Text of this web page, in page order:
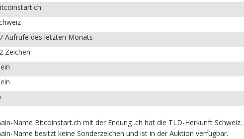
Aufrufe des letzten Monats
Zeichen
Name Bitcoinstart.ch mit der Endung .ch hat die TLD-Herkunft
Name besitzt keine Sonderzeichen und ist in der Auktion verfügbar.